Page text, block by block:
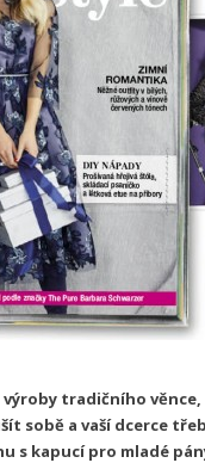
tradičního
sobě a vaší dcerce
s kapucí pro mladé